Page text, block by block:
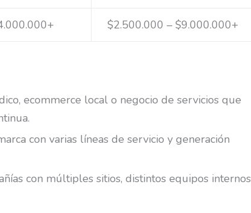
$2.500.000 – $9.000.000+
ecommerce local o negocio de servicios que
con varias líneas de servicio y generación
con múltiples sitios, distintos equipos internos